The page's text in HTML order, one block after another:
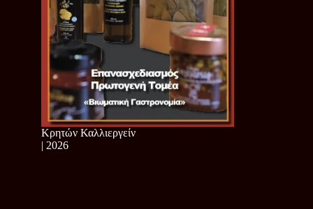
Κρητών Καλλιεργείν
| 2026